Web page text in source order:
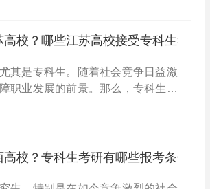
校？哪些江苏高校接受专科生考研？
其是专科生。随着社会竞争日益激
职业发展的前景。那么，专科生想
校？专科生考研有哪些报考条件？